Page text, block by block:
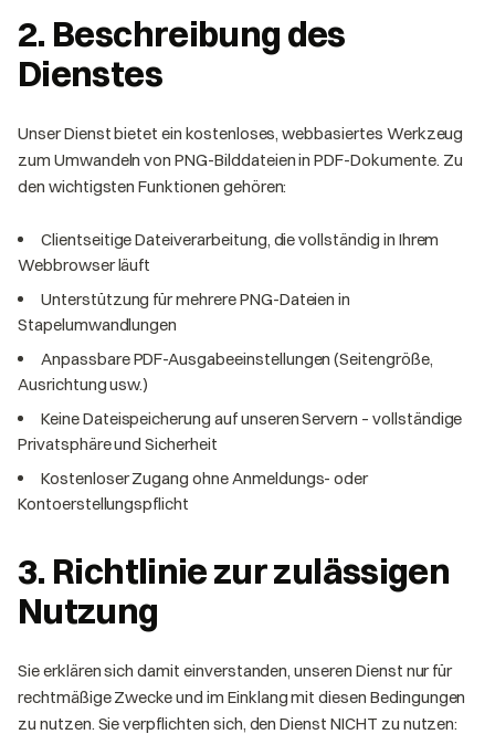
2. Beschreibung des
Dienstes
Unser Dienst bietet ein kostenloses, webbasiertes Werkzeug
zum Umwandeln von PNG-Bilddateien in PDF-Dokumente. Zu
den wichtigsten Funktionen gehören:
Clientseitige Dateiverarbeitung, die vollständig in Ihrem
Webbrowser läuft
Unterstützung für mehrere PNG-Dateien in
Stapelumwandlungen
Anpassbare PDF-Ausgabeeinstellungen (Seitengröße,
Ausrichtung usw.)
Keine Dateispeicherung auf unseren Servern – vollständige
Privatsphäre und Sicherheit
Kostenloser Zugang ohne Anmeldungs- oder
Kontoerstellungspflicht
3. Richtlinie zur zulässigen
Nutzung
Sie erklären sich damit einverstanden, unseren Dienst nur für
rechtmäßige Zwecke und im Einklang mit diesen Bedingungen
zu nutzen. Sie verpflichten sich, den Dienst NICHT zu nutzen: